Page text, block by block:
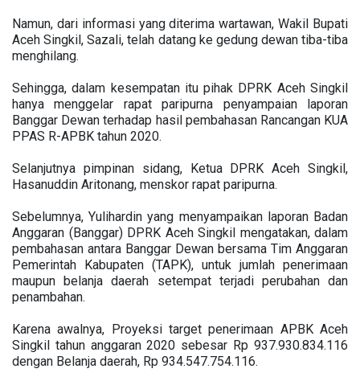
Namun, dari informasi yang diterima wartawan, Wakil Bupati
Aceh Singkil, Sazali, telah datang ke gedung dewan tiba-tiba
menghilang.
Sehingga, dalam kesempatan itu pihak DPRK Aceh Singkil
hanya menggelar rapat paripurna penyampaian laporan
Banggar Dewan terhadap hasil pembahasan Rancangan KUA
PPAS R-APBK tahun 2020.
Selanjutnya pimpinan sidang, Ketua DPRK Aceh Singkil,
Hasanuddin Aritonang, menskor rapat paripurna.
Sebelumnya, Yulihardin yang menyampaikan laporan Badan
Anggaran (Banggar) DPRK Aceh Singkil mengatakan, dalam
pembahasan antara Banggar Dewan bersama Tim Anggaran
Pemerintah Kabupaten (TAPK), untuk jumlah penerimaan
maupun belanja daerah setempat terjadi perubahan dan
penambahan.
Karena awalnya, Proyeksi target penerimaan APBK Aceh
Singkil tahun anggaran 2020 sebesar Rp 937.930.834.116
dengan Belanja daerah, Rp 934.547.754.116.